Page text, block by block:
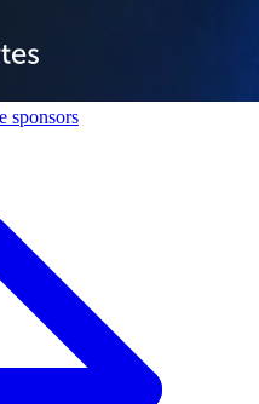
sponsors